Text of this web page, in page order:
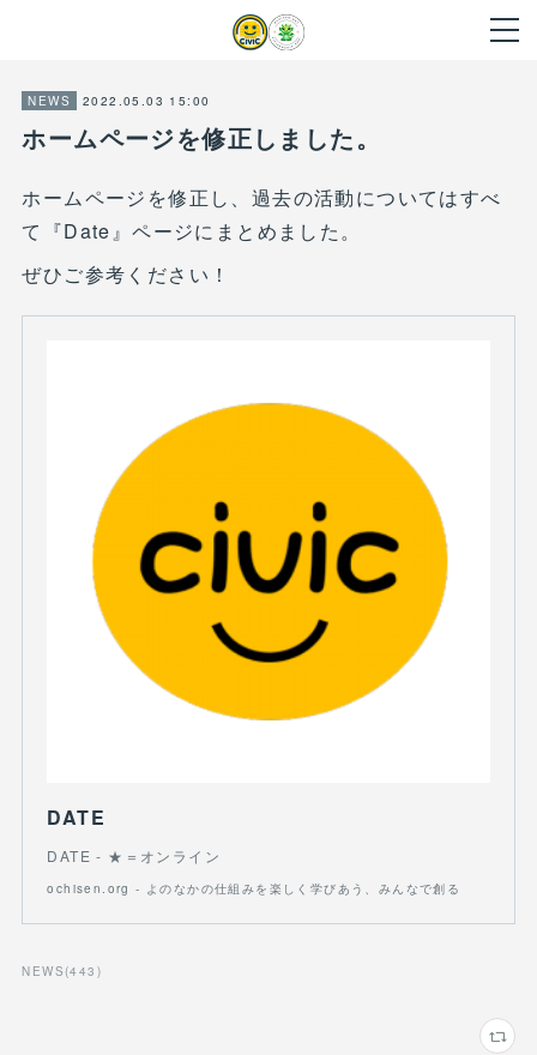
NEWS 2022.05.03 15:00
ホームページを修正しました。
ホームページを修正し、過去の活動についてはすべ
て『Date』ページにまとめました。
ぜひご参考ください！
DATE
DATE - ★＝オンライン
ochisen.org - よのなかの仕組みを楽しく学びあう、みんなで創る
NEWS (443 )